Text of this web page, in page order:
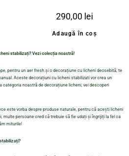
290,00 lei
Adaugă în coș
stabilizați? Vezi colecția noastră!
pentru un aer fresh și o decorațiune cu licheni deosebită, te
Aceste decorațiuni cu licheni stabilizati vor crea un
categoria noastră de decorațiune licheni, vei descoperi
este vorba despre produse naturale, pentru că acești licheni
multe persoane cred că trebuie să fie udați și îngrijiți la fel ca
miturile!